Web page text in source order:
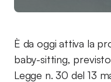
È da oggi attiva la
baby-sitting,
Legge n. 30 del 13